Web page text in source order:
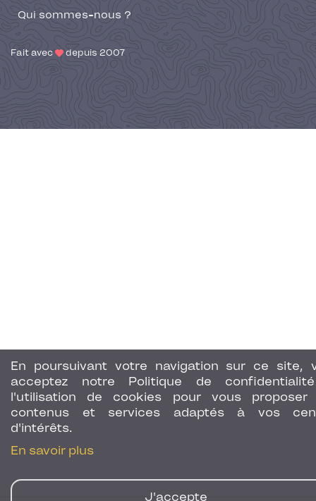
En poursuivant votre navigation sur ce site,
acceptez notre Politique de
l'utilisation de cookies pour vous proposer
contenus et services adaptés à vos
d'intérêts.
En savoir plus
J'accepte
Qui sommes-nous ?
Fait avec depuis 2007